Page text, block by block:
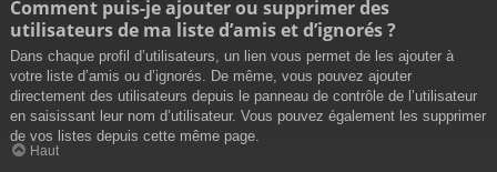
Comment puis-je ajouter ou supprimer des
utilisateurs de ma liste d’amis et d’ignorés ?
Dans chaque profil d’utilisateurs, un lien vous permet de les ajouter à
votre liste d’amis ou d’ignorés. De même, vous pouvez ajouter
directement des utilisateurs depuis le panneau de contrôle de l’utilisateur
en saisissant leur nom d’utilisateur. Vous pouvez également les supprimer
de vos listes depuis cette même page.
Haut